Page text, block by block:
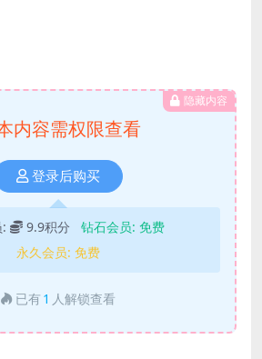
隐藏内容
内容需权限查看
登录后购买
9.9积分 钻石会员: 免费
永久会员: 免费
已有 1 人解锁查看